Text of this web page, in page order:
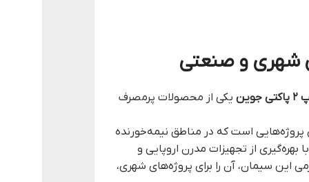
یکی از محصولات پرمصرف
پروژه‌هایی است که در مناطق نیمه‌خورنده
از تجهیزات مدرن اروپایی و
با کیفیت پایدار و مطابق با استاندارد ملی ایران تولید می‌کند. بسته‌بندی مقاوم و دقیق ۵۰ کیلوگرمی این سیمان، آن را برای پروژه‌های شهری،